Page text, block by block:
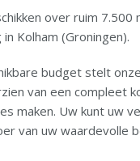
over ruim
Kolham (Groningen).
budget stelt
van een compleet
maken. Uw kunt uw
van uw waardevolle